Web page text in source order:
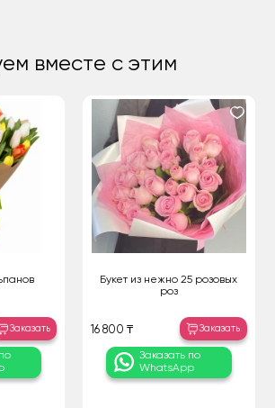
вместе с этим
Заказать
Букет из нежно 25 розовых
роз
16 800 ₸ Заказать
Заказать по
WhatsApp